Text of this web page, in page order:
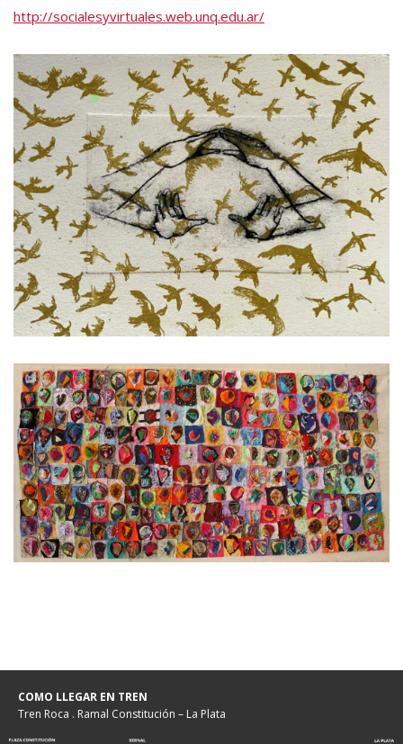
http://socialesyvirtuales.web.unq.edu.ar/
COMO LLEGAR EN TREN
Tren Roca . Ramal Constitución – La Plata